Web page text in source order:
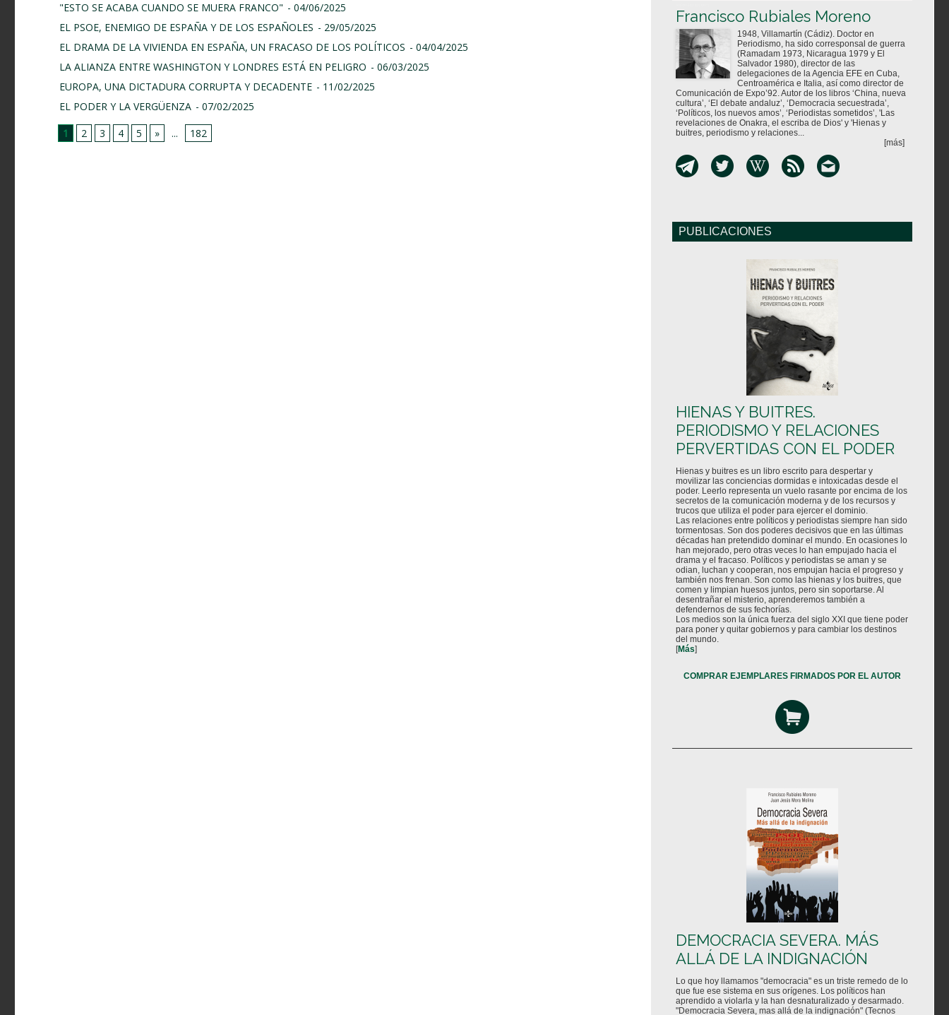
"ESTO SE ACABA CUANDO SE MUERA FRANCO" - 04/06/2025
EL PSOE, ENEMIGO DE ESPAÑA Y DE LOS ESPAÑOLES - 29/05/2025
EL DRAMA DE LA VIVIENDA EN ESPAÑA, UN FRACASO DE LOS POLÍTICOS - 04/04/2025
LA ALIANZA ENTRE WASHINGTON Y LONDRES ESTÁ EN PELIGRO - 06/03/2025
EUROPA, UNA DICTADURA CORRUPTA Y DECADENTE - 11/02/2025
EL PODER Y LA VERGÜENZA - 07/02/2025
1
2 3 4 5 » ... 182
Francisco Rubiales Moreno
1948, Villamartín (Cádiz). Doctor en
Periodismo, ha sido corresponsal de guerra
(Ramadam 1973, Nicaragua 1979 y El
Salvador 1980), director de las
delegaciones de la Agencia EFE en Cuba,
Centroamérica e Italia, así como director de
Comunicación de Expo’92. Autor de los libros ‘China, nueva
cultura’, ‘El debate andaluz’, ‘Democracia secuestrada’,
‘Políticos, los nuevos amos’, ‘Periodistas sometidos’, 'Las
revelaciones de Onakra, el escriba de Dios' y 'Hienas y
buitres, periodismo y relaciones...
[más]
PUBLICACIONES
HIENAS Y BUITRES.
PERIODISMO Y RELACIONES
PERVERTIDAS CON EL PODER
Hienas y buitres es un libro escrito para despertar y
movilizar las conciencias dormidas e intoxicadas desde el
poder. Leerlo representa un vuelo rasante por encima de los
secretos de la comunicación moderna y de los recursos y
trucos que utiliza el poder para ejercer el dominio.
Las relaciones entre políticos y periodistas siempre han sido
tormentosas. Son dos poderes decisivos que en las últimas
décadas han pretendido dominar el mundo. En ocasiones lo
han mejorado, pero otras veces lo han empujado hacia el
drama y el fracaso. Políticos y periodistas se aman y se
odian, luchan y cooperan, nos empujan hacia el progreso y
también nos frenan. Son como las hienas y los buitres, que
comen y limpian huesos juntos, pero sin soportarse. Al
desentrañar el misterio, aprenderemos también a
defendernos de sus fechorías.
Los medios son la única fuerza del siglo XXI que tiene poder
para poner y quitar gobiernos y para cambiar los destinos
del mundo.
[Más]
COMPRAR EJEMPLARES FIRMADOS POR EL AUTOR
DEMOCRACIA SEVERA. MÁS
ALLÁ DE LA INDIGNACIÓN
Lo que hoy llamamos "democracia" es un triste remedo de lo
que fue ese sistema en sus orígenes. Los políticos han
aprendido a violarla y la han desnaturalizado y desarmado.
"Democracia Severa, mas allá de la indignación" (Tecnos